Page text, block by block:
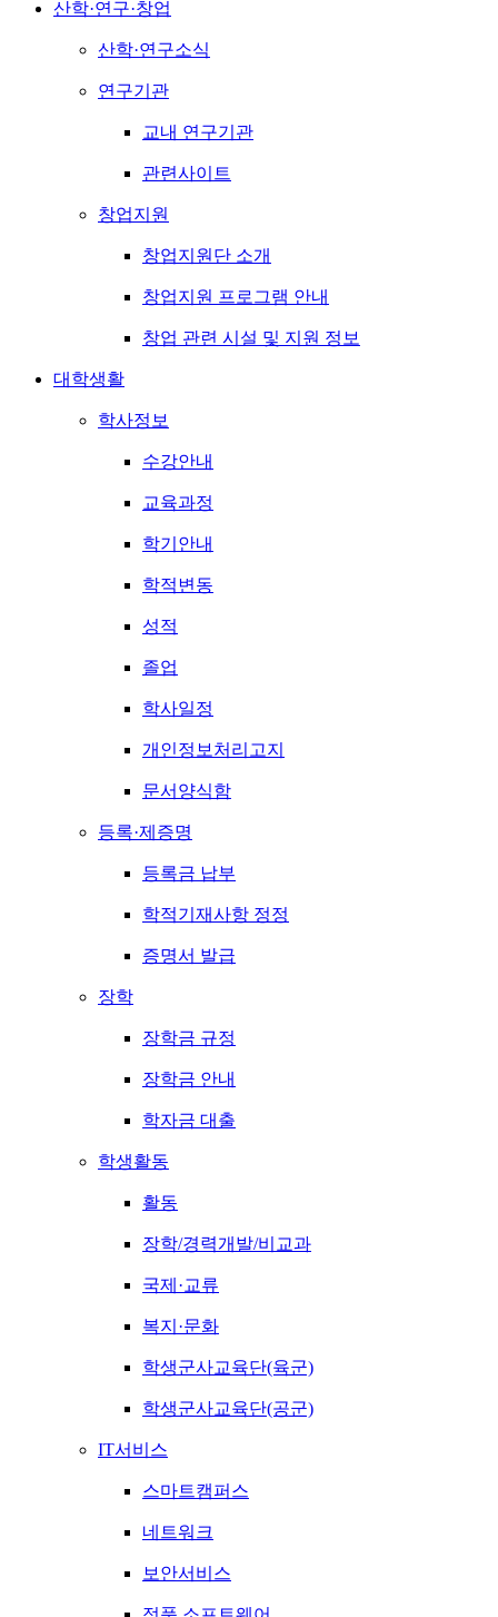
산학·연구·창업
산학·연구소식
연구기관
교내 연구기관
관련사이트
창업지원
창업지원단 소개
창업지원 프로그램 안내
창업 관련 시설 및 지원 정보
대학생활
학사정보
수강안내
교육과정
학기안내
학적변동
성적
졸업
학사일정
개인정보처리고지
문서양식함
등록·제증명
등록금 납부
학적기재사항 정정
증명서 발급
장학
장학금 규정
장학금 안내
학자금 대출
학생활동
활동
장학/경력개발/비교과
국제·교류
복지·문화
학생군사교육단(육군)
학생군사교육단(공군)
IT서비스
스마트캠퍼스
네트워크
보안서비스